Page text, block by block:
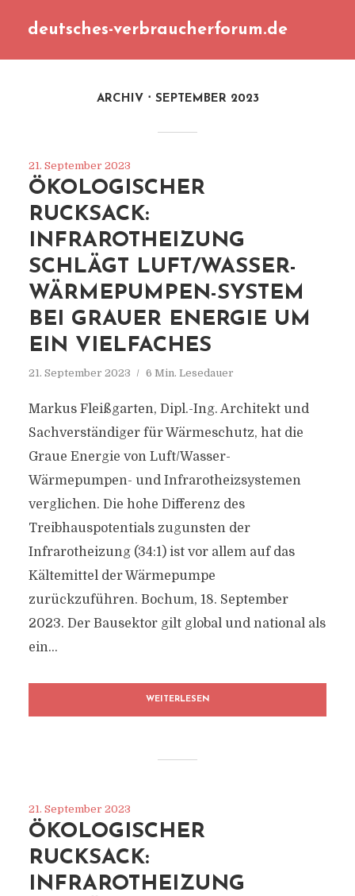
deutsches-verbraucherforum.de
ARCHIV SEPTEMBER 2023
21. September 2023
ÖKOLOGISCHER
RUCKSACK:
INFRAROTHEIZUNG
SCHLÄGT LUFT/WASSER-
WÄRMEPUMPEN-SYSTEM
BEI GRAUER ENERGIE UM
EIN VIELFACHES
21. September 2023 6 Min. Lesedauer
Markus Fleißgarten, Dipl.-Ing. Architekt und
Sachverständiger für Wärmeschutz, hat die
Graue Energie von Luft/Wasser-
Wärmepumpen- und Infrarotheizsystemen
verglichen. Die hohe Differenz des
Treibhauspotentials zugunsten der
Infrarotheizung (34:1) ist vor allem auf das
Kältemittel der Wärmepumpe
zurückzuführen. Bochum, 18. September
2023. Der Bausektor gilt global und national als
ein...
WEITERLESEN
21. September 2023
ÖKOLOGISCHER
RUCKSACK:
INFRAROTHEIZUNG